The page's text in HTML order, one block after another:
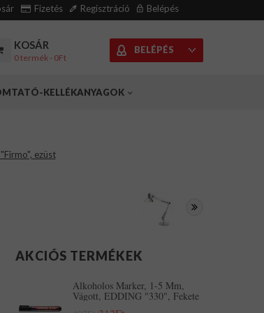
Fizetés Regisztráció Belépés
KOSÁR
0 termék - 0Ft
BELÉPÉS
KELLÉKANYAGOK
ezüst
AKCIÓS TERMÉKEK
Alkoholos Marker, 1-5 Mm,
Vágott, EDDING "330", Fekete